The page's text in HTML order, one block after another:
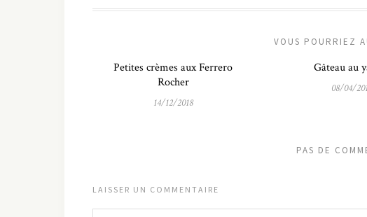
VOUS POURRIEZ
Petites crèmes aux Ferrero
Rocher
14/12/2018
Gâteau au
08/04/
PAS DE
LAISSER UN COMMENTAIRE